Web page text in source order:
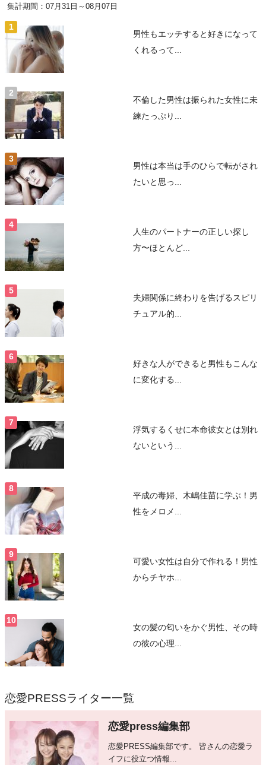
集計期間：07月31日～08月07日
男性もエッチすると好きになって
くれるって...
不倫した男性は振られた女性に未
練たっぷり...
男性は本当は手のひらで転がされ
たいと思っ...
人生のパートナーの正しい探し
方〜ほとんど...
夫婦関係に終わりを告げるスピリ
チュアル的...
好きな人ができると男性もこんな
に変化する...
浮気するくせに本命彼女とは別れ
ないという...
平成の毒婦、木嶋佳苗に学ぶ！男
性をメロメ...
可愛い女性は自分で作れる！男性
からチヤホ...
女の髪の匂いをかぐ男性、その時
の彼の心理...
恋愛PRESSライター一覧
恋愛press編集部
恋愛PRESS編集部です。 皆さんの恋愛ラ
イフに役立つ情報...